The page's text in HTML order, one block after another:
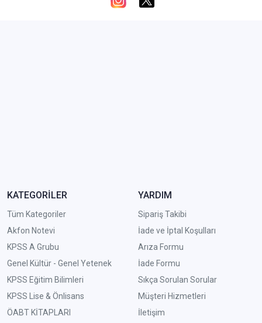
KATEGORİLER
Tüm Kategoriler
Akfon Notevi
KPSS A Grubu
Genel Kültür - Genel Yetenek
KPSS Eğitim Bilimleri
KPSS Lise & Önlisans
ÖABT KİTAPLARI
YARDIM
Sipariş Takibi
İade ve İptal Koşulları
Arıza Formu
İade Formu
Sıkça Sorulan Sorular
Müşteri Hizmetleri
İletişim